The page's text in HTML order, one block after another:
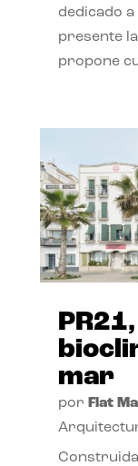
dedicado
presente
propone
mar
por Flat